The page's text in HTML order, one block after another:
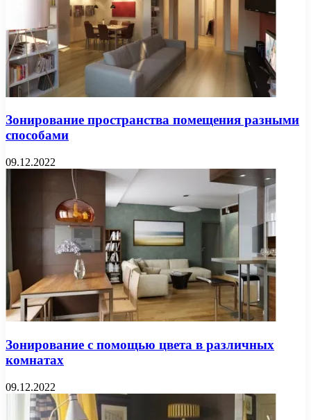
Зонирование пространства помещения разными
способами
09.12.2022
Зонирование с помощью цвета в различных
комнатах
09.12.2022